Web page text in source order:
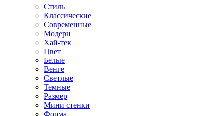
Стиль
Классические
Современные
Модерн
Хай-тек
Цвет
Белые
Венге
Светлые
Темные
Размер
Мини стенки
Форма